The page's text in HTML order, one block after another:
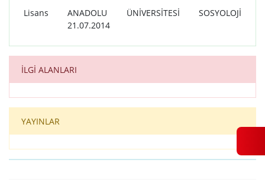
Lisans
ANADOLU ÜNİVERSİTESİ SOSYOLOJİ
21.07.2014
İLGİ ALANLARI
YAYINLAR